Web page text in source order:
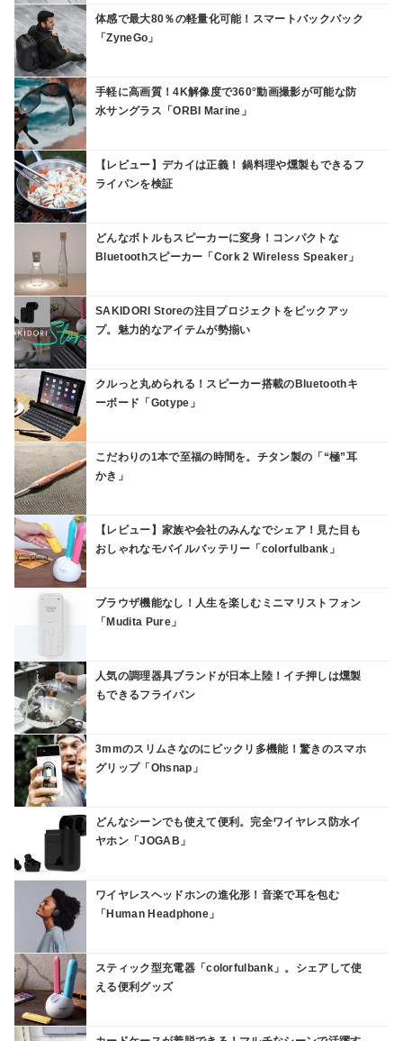
体感で最大80％の軽量化可能！スマートバックパック
「ZyneGo」
手軽に高画質！4K解像度で360°動画撮影が可能な防
水サングラス「ORBI Marine」
【レビュー】デカイは正義！ 鍋料理や燻製もできるフ
ライパンを検証
どんなボトルもスピーカーに変身！コンパクトな
Bluetoothスピーカー「Cork 2 Wireless Speaker」
SAKIDORI Storeの注目プロジェクトをピックアッ
プ。魅力的なアイテムが勢揃い
クルっと丸められる！スピーカー搭載のBluetoothキ
ーボード「Gotype」
こだわりの1本で至福の時間を。チタン製の「“極”耳
かき」
【レビュー】家族や会社のみんなでシェア！見た目も
おしゃれなモバイルバッテリー「colorfulbank」
ブラウザ機能なし！人生を楽しむミニマリストフォン
「Mudita Pure」
人気の調理器具ブランドが日本上陸！イチ押しは燻製
もできるフライパン
3mmのスリムさなのにビックリ多機能！驚きのスマホ
グリップ「Ohsnap」
どんなシーンでも使えて便利。完全ワイヤレス防水イ
ヤホン「JOGAB」
ワイヤレスヘッドホンの進化形！音楽で耳を包む
「Human Headphone」
スティック型充電器「colorfulbank」。シェアして使
える便利グッズ